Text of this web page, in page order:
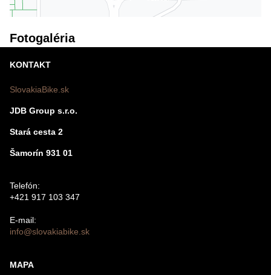
Fotogaléria
KONTAKT
SlovakiaBike.sk
JDB Group s.r.o.
Stará cesta 2
Šamorín 931 01
Telefón:
+421 917 103 347
E-mail:
info@slovakiabike.sk
MAPA